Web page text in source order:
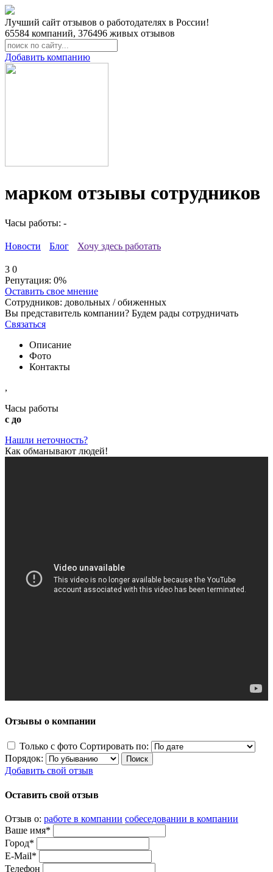
Лучший сайт отзывов о работодателях в России!
65584 компаний, 376496 живых отзывов
Добавить компанию
марком отзывы сотрудников
Часы работы: -
Новости Блог Хочу здесь работать
3 0
Репутация: 0%
Оставить свое мнение
Сотрудников: довольных /обиженных
Вы представитель компании? Будем рады сотрудничать
Связаться
Описание
Фото
Контакты
,
Часы работы
с до
Нашли неточность?
Как обманывают людей!
Отзывы о компании
Только с фото Сортировать по:
Порядок:
Добавить свой отзыв
Оставить свой отзыв
Отзыв о: работе в компании собеседовании в компании
Ваше имя*
Город*
E-Mail*
Телефон